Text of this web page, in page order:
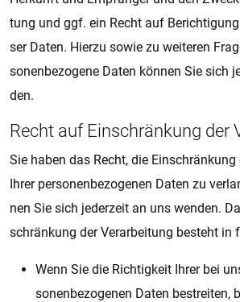
tung und ggf. ein Recht auf
ser Daten. Hier­zu sowie zu wei­te­ren
so­nen­be­zo­ge­ne Daten kön­nen Sie sich
den.
Recht auf Ein­schrän­kung der
Sie haben das Recht, die Ein­schrän­kung
Ihrer per­so­nen­be­zo­ge­nen Daten zu
nen Sie sich je­der­zeit an uns wen­den.
schrän­kung der Ver­a­r­bei­tung be­steht in
Wenn Sie die Rich­tig­keit Ihrer bei
so­nen­be­zo­ge­nen Daten be­strei­ten,